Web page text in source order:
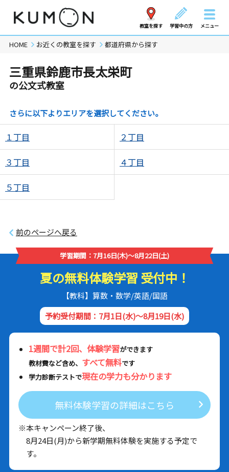
教室を探す 学習中の方 メニュー
HOME お近くの教室を探す 都道府県から探す
三重県鈴鹿市長太栄町
の公文式教室
さらに以下よりエリアを選択してください。
１丁目 ２丁目
３丁目 ４丁目
５丁目
前のページへ戻る
学習期間：7月16日(木)～8月22日(土)
夏の無料体験学習 受付中！
【教科】算数・数学/英語/国語
予約受付期間：7月1日(水)～8月19日(水)
1週間で計2回、体験学習ができます
教材費など含め、 すべて無料です
学力診断テストで現在の学力も分かります
無料体験学習の詳細はこちら
※本キャンペーン終了後、
8月24日(月)から新学期無料体験を実施する予定で
す。